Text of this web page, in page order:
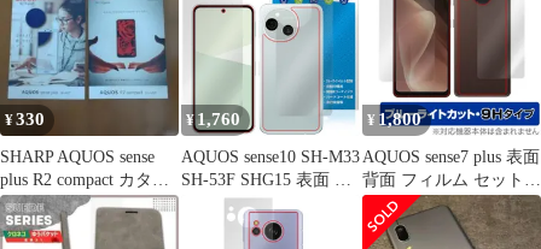
sense5G 手帳ケース
AQUOS sense5G アクオ
ス センス5G スマホケ
ース手帳型 レザーケー
ス
¥330
SHARP AQUOS sense
plus R2 compact カタロ
グ
¥ 1,760
AQUOS sense10 SH-M33
SH-53F SHG15 表面 背
面 フィルム OverLay
Eye Protector 低反射 for
¥ 1,800
AQUOS sense7 plus 表面
背面 フィルム セット
OverLay Eye Protector
9H for アクオス センス